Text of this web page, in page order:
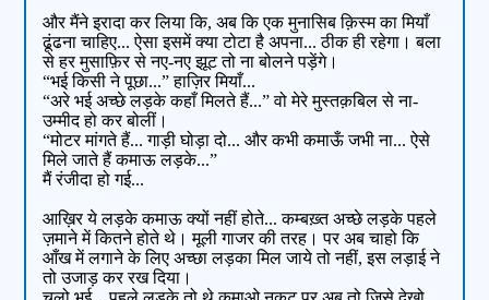
और मैंने इरादा कर लिया कि, अब कि एक मुनासिब क़िस्म का मियाँ
ढूंढना चाहिए... ऐसा इसमें क्या टोटा है अपना... ठीक ही रहेगा। बला
से हर मुसाफ़िर से नए-नए झूट तो ना बोलने पड़ेंगे।
“भई किसी ने पूछा...” हाज़िर मियाँ...
“अरे भई अच्छे लड़के कहाँ मिलते हैं...” वो मेरे मुस्तक़बिल से ना-
उम्मीद हो कर बोलीं।
“मोटर मांगते हैं... गाड़ी घोड़ा दो... और कभी कमाऊँ जभी ना... ऐसे
मिले जाते हैं कमाऊ लड़के...”
मैं रंजीदा हो गई...
आख़िर ये लड़के कमाऊ क्यों नहीं होते... कम्बख़्त अच्छे लड़के पहले
ज़माने में कितने होते थे। मूली गाजर की तरह। पर अब चाहो कि
आँख में लगाने के लिए अच्छा लड़का मिल जाये तो नहीं, इस लड़ाई ने
तो उजाड़ कर रख दिया।